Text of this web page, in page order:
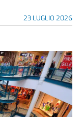
23 LUGLIO 2026